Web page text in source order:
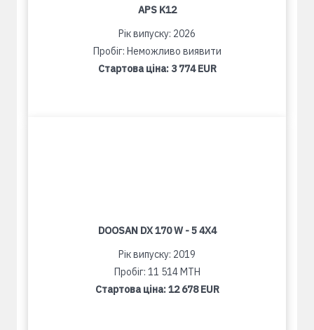
APS K12
Рік випуску: 2026
Пробіг: Неможливо виявити
Стартова ціна: 3 774 EUR
DOOSAN DX 170 W - 5 4X4
Рік випуску: 2019
Пробіг: 11 514 MTH
Стартова ціна:12 678 EUR